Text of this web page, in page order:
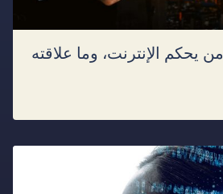
يحكم الإنترنت، وما علاقته